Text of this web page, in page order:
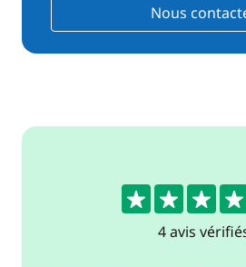
Nous
4.3
4 avis